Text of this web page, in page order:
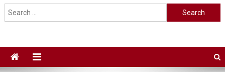
Search
for: